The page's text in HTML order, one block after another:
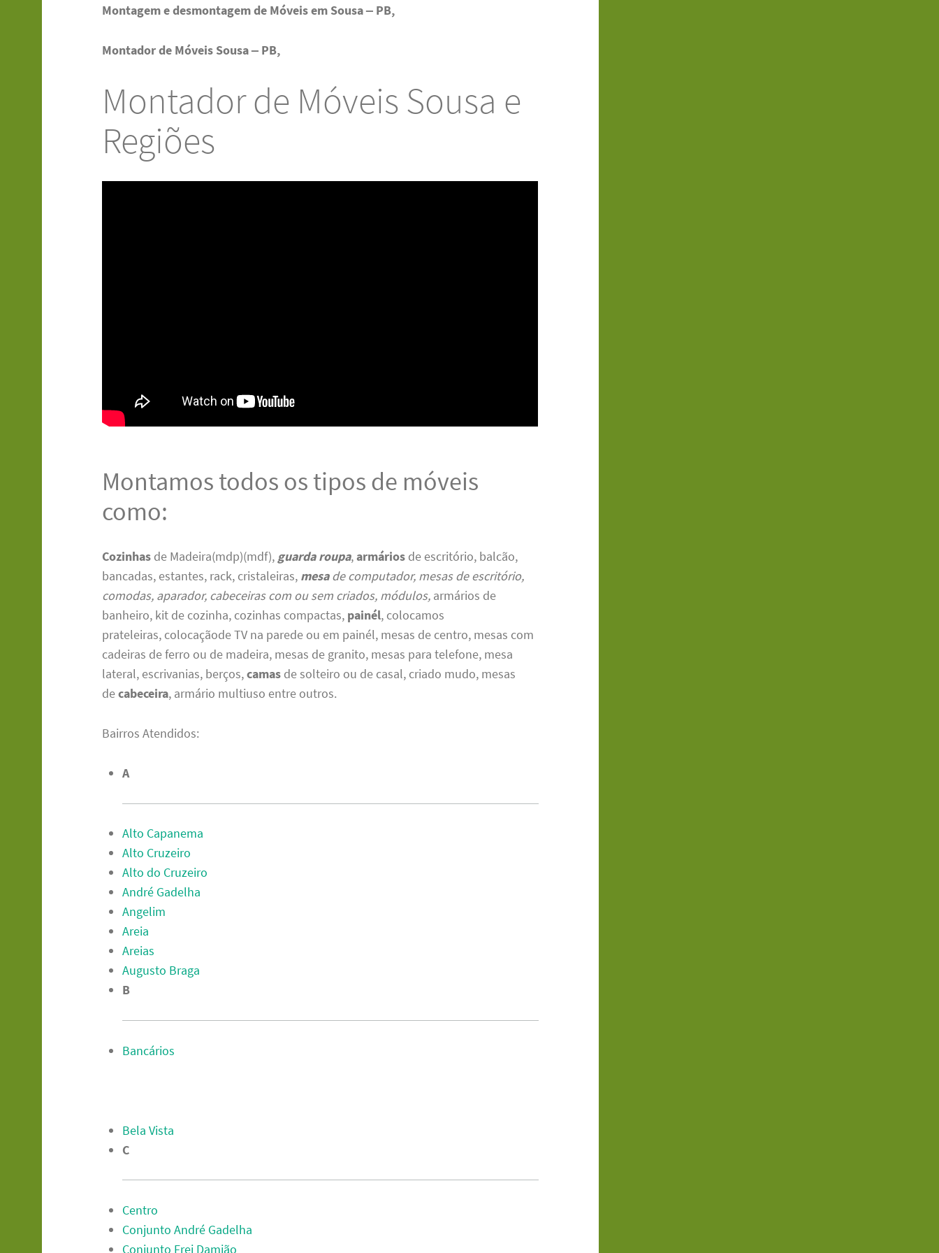
Montagem e desmontagem de Móveis em Sousa – PB,
Montador de Móveis Sousa – PB,
Montador de Móveis Sousa e
Regiões
Montamos todos os tipos de móveis
como:
Cozinhas de Madeira(mdp)(mdf), guarda roupa,armários de escritório, balcão,
bancadas, estantes, rack, cristaleiras, mesa de computador, mesas de escritório,
comodas, aparador, cabeceiras com ou sem criados, módulos, armários de
banheiro, kit de cozinha, cozinhas compactas, painél, colocamos
prateleiras, colocaçãode TV na parede ou em painél, mesas de centro, mesas com
cadeiras de ferro ou de madeira, mesas de granito, mesas para telefone, mesa
lateral, escrivanias, berços,camas de solteiro ou de casal, criado mudo, mesas
decabeceira, armário multiuso entre outros.
Bairros Atendidos:
A
Alto Capanema
Alto Cruzeiro
Alto do Cruzeiro
André Gadelha
Angelim
Areia
Areias
Augusto Braga
B
Bancários
Bela Vista
C
Centro
Conjunto André Gadelha
Conjunto Frei Damião